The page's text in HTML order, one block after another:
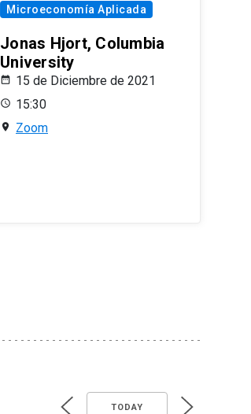
Microeconomía Aplicada
Jonas Hjort, Columbia
University
15 de Diciembre de 2021
15:30
Zoom
TODAY